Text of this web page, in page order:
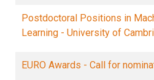
Postdoctoral Positions in
Learning - University of
EURO Awards - Call for